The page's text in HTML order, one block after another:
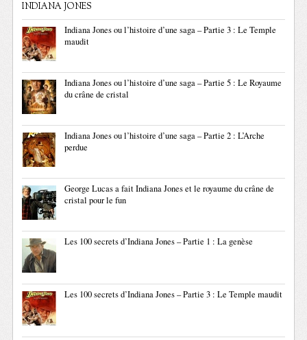
INDIANA JONES
Indiana Jones ou l’histoire d’une saga – Partie 3 : Le Temple
maudit
Indiana Jones ou l’histoire d’une saga – Partie 5 : Le Royaume
du crâne de cristal
Indiana Jones ou l’histoire d’une saga – Partie 2 : L’Arche
perdue
George Lucas a fait Indiana Jones et le royaume du crâne de
cristal pour le fun
Les 100 secrets d’Indiana Jones – Partie 1 : La genèse
Les 100 secrets d’Indiana Jones – Partie 3 : Le Temple maudit